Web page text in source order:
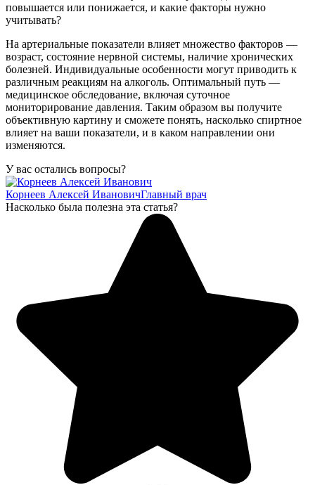
повышается или понижается, и какие факторы нужно
учитывать?
На артериальные показатели влияет множество факторов —
возраст, состояние нервной системы, наличие хронических
болезней. Индивидуальные особенности могут приводить к
различным реакциям на алкоголь. Оптимальный путь —
медицинское обследование, включая суточное
мониторирование давления. Таким образом вы получите
объективную картину и сможете понять, насколько спиртное
влияет на ваши показатели, и в каком направлении они
изменяются.
У вас остались вопросы?
Корнеев Алексей ИвановичГлавный врач
Насколько была полезна эта статья?